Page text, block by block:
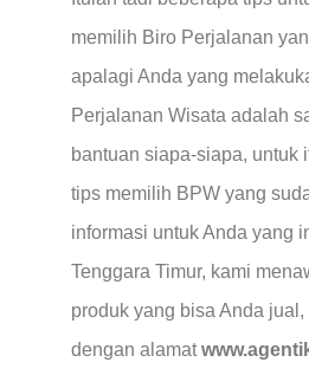
memilih Biro Perjalanan
apalagi Anda yang
Perjalanan Wisata adalah
bantuan siapa-siapa, untuk
tips memilih BPW yang
informasi untuk Anda yang
Tenggara Timur, kami
produk yang bisa Anda
dengan alamat